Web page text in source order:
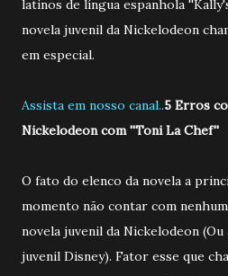
latinos de língua espanhola
novela juvenil da Nickelodeon
em especial.
Assista em nosso canal..5 Erros
Nickelodeon com ''Toni La Chef''
O fato do elenco da novela a
momento não contar com
novela juvenil da Nickelodeon
juvenil Disney). Fator esse que